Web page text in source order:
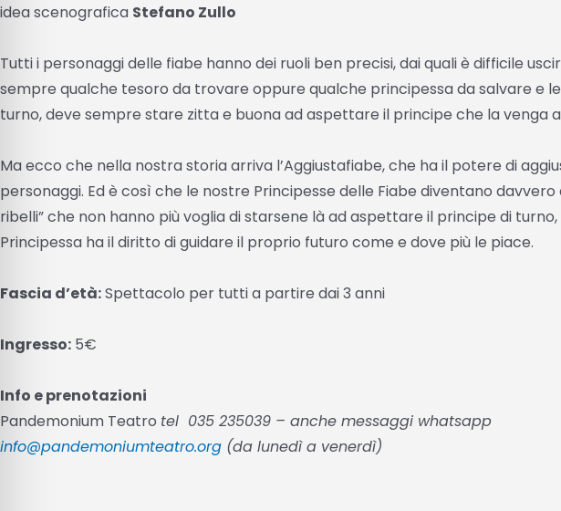
idea scenografica Stefano Zullo
Tutti i personaggi delle fiabe hanno dei ruoli ben precisi, dai quali è difficile
sempre qualche tesoro da trovare oppure qualche principessa da salvare e
turno, deve sempre stare zitta e buona ad aspettare il principe che la venga
Ma ecco che nella nostra storia arriva l’Aggiustafiabe, che ha il potere di
personaggi. Ed è così che le nostre Principesse delle Fiabe diventano
ribelli” che non hanno più voglia di starsene là ad aspettare il principe di
Principessa ha il diritto di guidare il proprio futuro come e dove più le piace.
Fascia d’età:Spettacolo per tutti a partire dai 3 anni
Ingresso: 5€
Info e prenotazioni
Pandemonium Teatro tel 035 235039 – anche messaggi whatsapp
info@pandemoniumteatro.org (da lunedì a venerdì)